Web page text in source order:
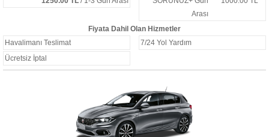
Arası
Fiyata Dahil Olan Hizmetler
Havalimanı Teslimat
7/24 Yol Yardım
Ücretsiz İptal